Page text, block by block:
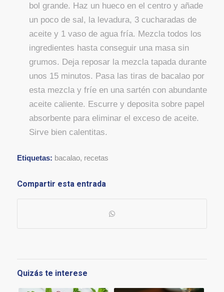
bol grande. Haz un hueco en el centro y añade
un poco de sal, la levadura, 3 cucharadas de
aceite y 1 vaso de agua fría. Mezcla todos los
ingredientes hasta conseguir una masa sin
grumos. Deja reposar la mezcla tapada durante
unos 15 minutos. Pasa las tiras de bacalao por
esta mezcla y fríe en una sartén con abundante
aceite caliente. Escurre y deposita sobre papel
absorbente para eliminar el exceso de aceite.
Sirve bien calentitas.
Etiquetas: bacalao, recetas
Compartir esta entrada
Quizás te interese